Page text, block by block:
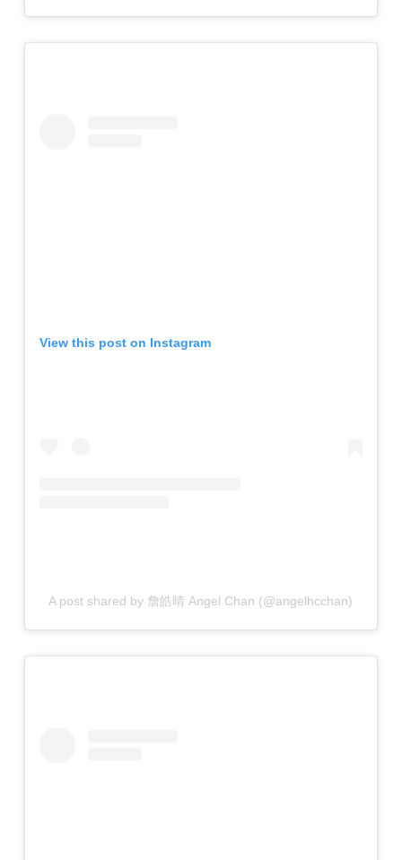
View this post on Instagram
A post shared by 詹皓晴 Angel Chan (@angelhcchan)